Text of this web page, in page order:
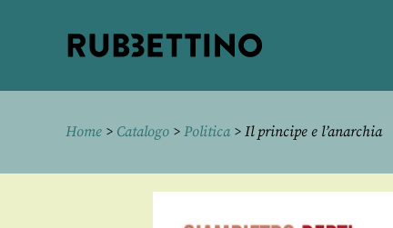
Home > Catalogo > Politica> Il principe e l’anarchia